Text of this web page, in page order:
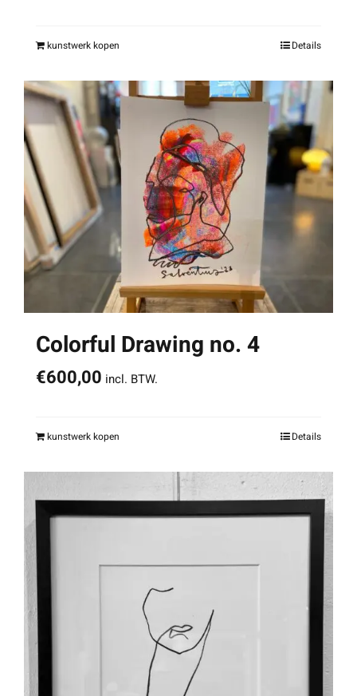
kunstwerk kopen Details
Colorful Drawing no. 4
€600,00 incl. BTW.
kunstwerk kopen Details